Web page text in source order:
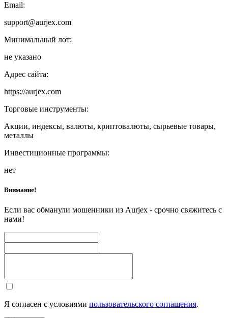
Email:
support@aurjex.com
Минимальный лот:
не указано
Адрес сайта:
https://aurjex.com
Торговые инструменты:
Акции, индексы, валюты, криптовалюты, сырьевые товары,
металлы
Инвестиционные программы:
нет
Внимание!
Если вас обманули мошенники из Aurjex - срочно свяжитесь с
нами!
Я согласен с условиями пользовательского соглашения.